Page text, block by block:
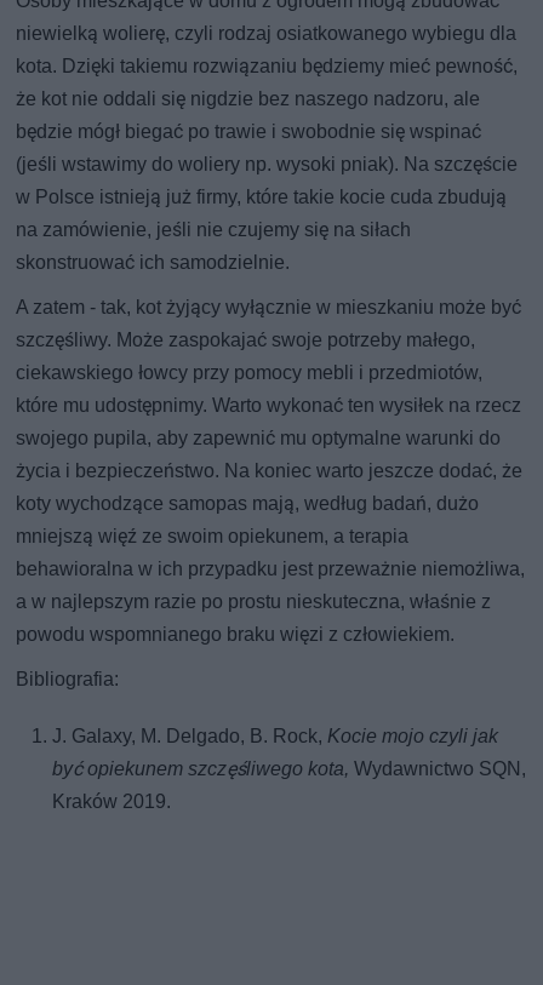
niewielką wolierę, czyli rodzaj osiatkowanego wybiegu dla
kota. Dzięki takiemu rozwiązaniu będziemy mieć pewność,
że kot nie oddali się nigdzie bez naszego nadzoru, ale
będzie mógł biegać po trawie i swobodnie się wspinać
(jeśli wstawimy do woliery np. wysoki pniak). Na szczęście
w Polsce istnieją już firmy, które takie kocie cuda zbudują
na zamówienie, jeśli nie czujemy się na siłach
skonstruować ich samodzielnie.
A zatem - tak, kot żyjący wyłącznie w mieszkaniu może być
szczęśliwy. Może zaspokajać swoje potrzeby małego,
ciekawskiego łowcy przy pomocy mebli i przedmiotów,
które mu udostępnimy. Warto wykonać ten wysiłek na rzecz
swojego pupila, aby zapewnić mu optymalne warunki do
życia i bezpieczeństwo. Na koniec warto jeszcze dodać, że
koty wychodzące samopas mają, według badań, dużo
mniejszą więź ze swoim opiekunem, a terapia
behawioralna w ich przypadku jest przeważnie niemożliwa,
a w najlepszym razie po prostu nieskuteczna, właśnie z
powodu wspomnianego braku więzi z człowiekiem.
Bibliografia:
J. Galaxy, M. Delgado, B. Rock,Kocie mojo czyli jak
być opiekunem szczęśliwego kota,Wydawnictwo SQN,
Kraków 2019.